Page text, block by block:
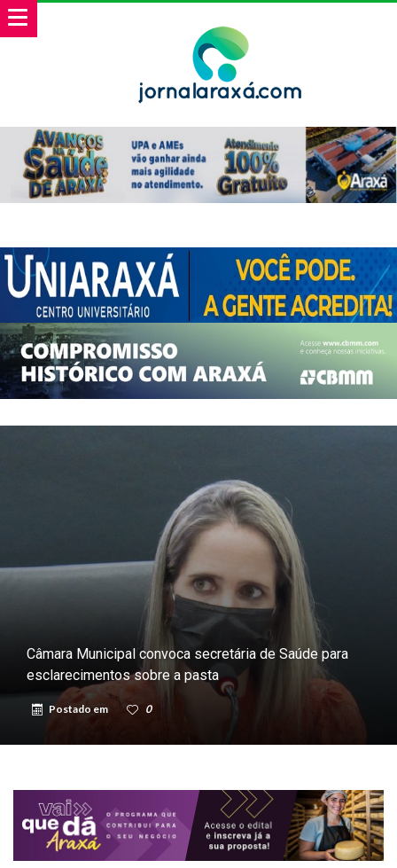
Câmara Municipal convoca secretária de Saúde para
esclarecimentos sobre a pasta
Postado em 0